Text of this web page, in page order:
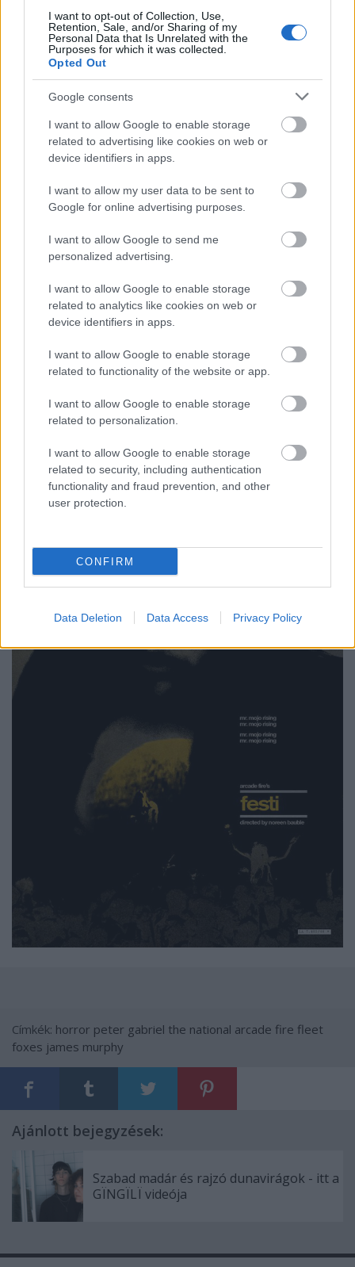
I want to opt-out of Collection, Use,
Retention, Sale, and/or Sharing of my
Personal Data that Is Unrelated with the
Purposes for which it was collected.
Opted Out
Google consents
I want to allow Google to enable storage
related to advertising like cookies on web or
device identifiers in apps.
I want to allow my user data to be sent to
Google for online advertising purposes.
I want to allow Google to send me
personalized advertising.
I want to allow Google to enable storage
related to analytics like cookies on web or
device identifiers in apps.
I want to allow Google to enable storage
related to functionality of the website or app.
I want to allow Google to enable storage
related to personalization.
I want to allow Google to enable storage
related to security, including authentication
functionality and fraud prevention, and other
user protection.
CONFIRM
Data Deletion Data Access Privacy Policy
klasszikus.
Az Arcade Fire halloweeni ajándéka, egy teljes horror
a film plakátja:
Címkék: horror peter gabriel the national arcade fire fleet
foxes james murphy
Ajánlott bejegyzések:
Szabad madár és rajzó dunavirágok - itt a
GÏNGÏLÏ videója